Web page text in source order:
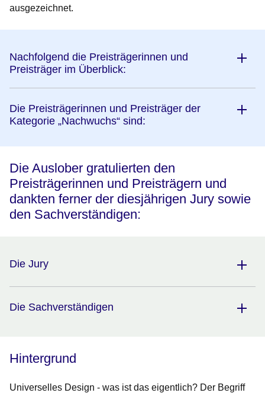
ausgezeichnet.
Nachfolgend die Preisträgerinnen und
Preisträger im Überblick:
Die Preisträgerinnen und Preisträger der
Kategorie „Nachwuchs“ sind:
Die Auslober gratulierten den
Preisträgerinnen und Preisträgern und
dankten ferner der diesjährigen Jury sowie
den Sachverständigen:
Die Jury
Die Sachverständigen
Hintergrund
Universelles Design - was ist das eigentlich? Der Begriff